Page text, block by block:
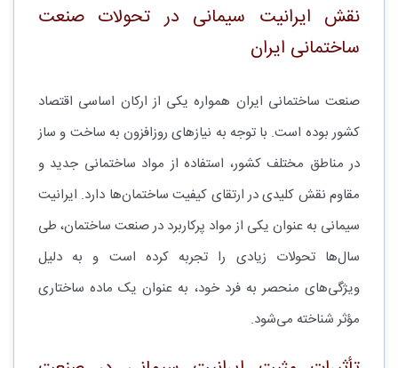
نقش ایرانیت سیمانی در تحولات صنعت
ساختمانی ایران
صنعت ساختمانی ایران همواره یکی از ارکان اساسی اقتصاد
کشور بوده است. با توجه به نیازهای روزافزون به ساخت و ساز
در مناطق مختلف کشور، استفاده از مواد ساختمانی جدید و
مقاوم نقش کلیدی در ارتقای کیفیت ساختمان‌ها دارد. ایرانیت
سیمانی به عنوان یکی از مواد پرکاربرد در صنعت ساختمان، طی
سال‌ها تحولات زیادی را تجربه کرده است و به دلیل
ویژگی‌های منحصر به فرد خود، به عنوان یک ماده ساختاری
مؤثر شناخته می‌شود.